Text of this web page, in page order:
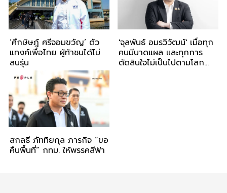
‘ศึกษิษฎ์ ศรีจอมขวัญ’ ตัว
แทงค์เพื่อไทย ผู้ท้าชนได้ไม่
สนรุ่น
'จุลพันธ์ อมรวิวัฒน์' เมื่อทุก
คนมีบาดแผล และทุกการ
ตัดสินใจไม่เป็นไปตามโลก
สกลธี ภัททิยกุล ภารกิจ “ขอ
คืนพื้นที่” กทม. ให้พรรคสีฟ้า